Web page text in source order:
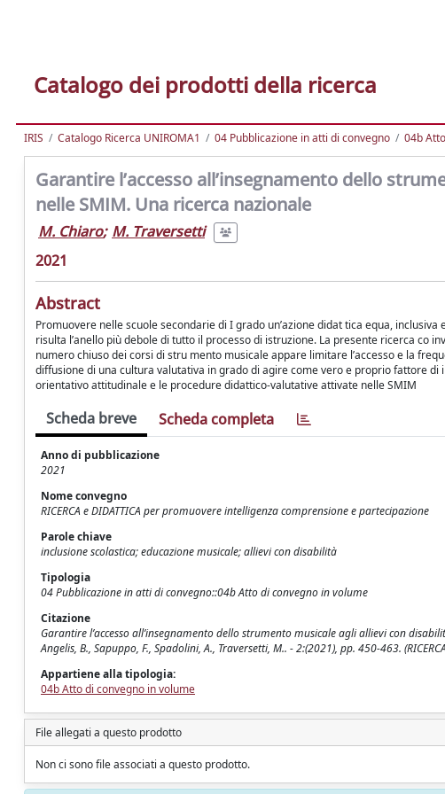
Catalogo dei prodotti della ricerca
IRIS Catalogo Ricerca UNIROMA1 04 Pubblicazione in atti di convegno 04b
Garantire l’accesso all’insegnamento dello
nelle SMIM. Una ricerca nazionale
M. Chiaro; M. Traversetti
2021
Abstract
Promuovere nelle scuole secondarie di I grado un’azione didat tica equa,
risulta l’anello più debole di tutto il processo di istruzione. La presente ricerca co
numero chiuso dei corsi di stru mento musicale appare limitare l’accesso e la
diffusione di una cultura valutativa in grado di agire come vero e proprio fattore
orientativo attitudinale e le procedure didattico-valutative attivate nelle SMIM
Scheda breve Scheda completa
Anno di pubblicazione
2021
Nome convegno
RICERCA e DIDATTICA per promuovere intelligenza comprensione e partecipazione
Parole chiave
inclusione scolastica; educazione musicale; allievi con disabilità
Tipologia
04 Pubblicazione in atti di convegno::04b Atto di convegno in volume
Citazione
Garantire l’accesso all’insegnamento dello strumento musicale agli allievi con
Angelis, B., Sapuppo, F., Spadolini, A., Traversetti, M.. - 2:(2021), pp. 450-463.
Appartiene alla tipologia:
04b Atto di convegno in volume
File allegati a questo prodotto
Non ci sono file associati a questo prodotto.